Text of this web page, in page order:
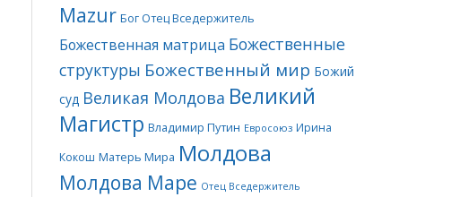
Mazur Бог Отец Вседержитель
Божественная матрица Божественные
структуры Божественный мир Божий
суд Великая Молдова Великий
Магистр Владимир Путин Евросоюз Ирина
Кокош Матерь Мира Молдова
Молдова Маре Отец Вседержитель